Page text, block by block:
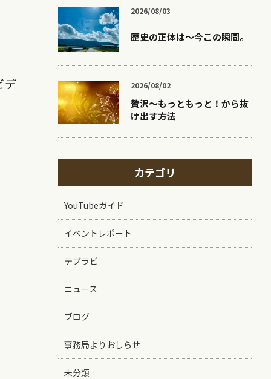
デ
2026/08/03
歴史の正体は〜今この瞬間。
2026/08/02
贅沢〜もっともっと！から抜
け出す方法
カテゴリ
YouTubeガイド
イベントレポート
テブラビ
ニュース
ブログ
事務局よりおしらせ
未分類